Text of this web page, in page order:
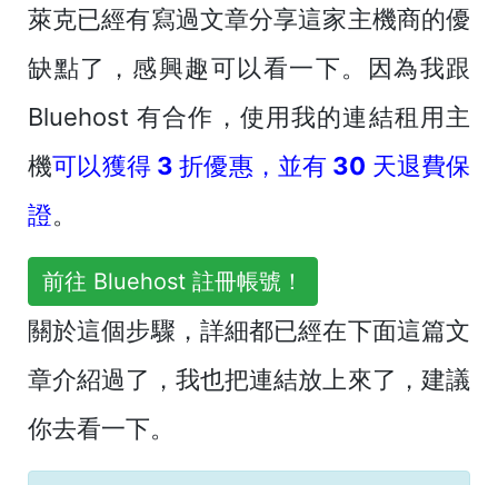
萊克已經有寫過文章分享這家主機商的優
缺點了，感興趣可以看一下。因為我跟
Bluehost 有合作，使用我的連結租用主
機可以獲得 3 折優惠，並有 30 天退費保
證。
前往 Bluehost 註冊帳號！
關於這個步驟，詳細都已經在下面這篇文
章介紹過了，我也把連結放上來了，建議
你去看一下。